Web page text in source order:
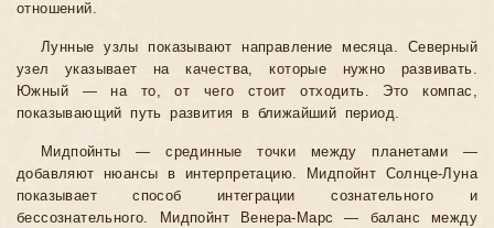
отношений.
Лунные узлы показывают направление месяца. Северный
узел указывает на качества, которые нужно развивать.
Южный — на то, от чего стоит отходить. Это компас,
показывающий путь развития в ближайший период.
Мидпойнты — срединные точки между планетами —
добавляют нюансы в интерпретацию. Мидпойнт Солнце-Луна
показывает способ интеграции сознательного и
бессознательного. Мидпойнт Венера-Марс — баланс между